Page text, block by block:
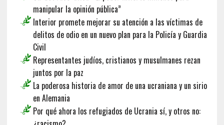
manipular la opinión pública”
Interior promete mejorar su atención a las víctimas de
delitos de odio en un nuevo plan para la Policía y Guardia
Civil
Representantes judíos, cristianos y musulmanes rezan
juntos por la paz
La poderosa historia de amor de una ucraniana y un sirio
en Alemania
Por qué ahora los refugiados de Ucrania sí, y otros no: